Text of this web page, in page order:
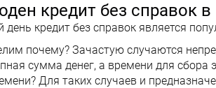
кредит без справок
день кредит без справок является
почему? Зачастую случаются
сумма денег, а времени для сбора
Для таких случаев и